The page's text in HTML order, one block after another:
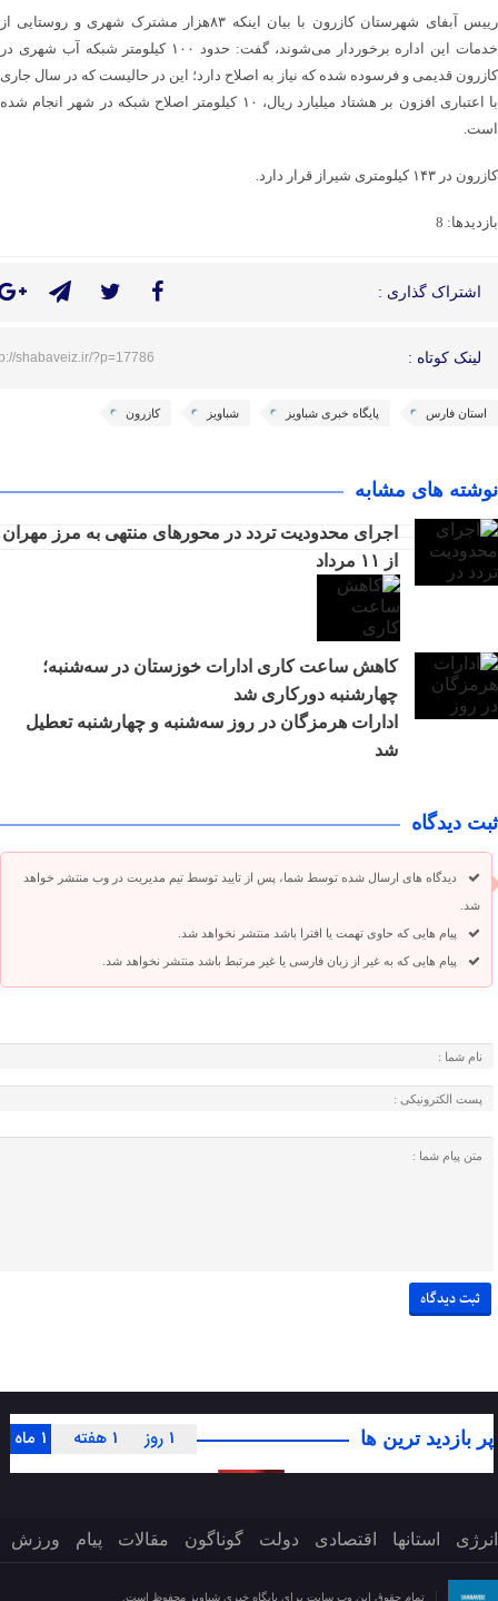
رییس آبفای شهرستان کازرون با بیان اینکه ۸۳هزار مشترک شهری و روستایی از
خدمات این اداره برخوردار می‌شوند، گفت: حدود ۱۰۰ کیلومتر شبکه آب شهری در
کازرون قدیمی و فرسوده شده که نیاز به اصلاح دارد؛ این در حالیست که در سال جاری
با اعتباری افزون بر هشتاد میلیارد ریال، ۱۰ کیلومتر اصلاح شبکه در شهر انجام شده
است.
کازرون در ۱۴۳ کیلومتری شیراز قرار دارد.
بازدیدها: 8
اشتراک گذاری :
لینک کوتاه : shabaveiz.ir/?p=17786
استان فارس پایگاه خبری شباویز شباویز کازرون
نوشته های مشابه
اجرای محدودیت تردد در محورهای منتهی به مرز مهران
از ۱۱ مرداد
کاهش ساعت کاری ادارات خوزستان در سه‌شنبه؛
چهارشنبه دورکاری شد
ادارات هرمزگان در روز سه‌شنبه و چهارشنبه تعطیل
شد
ثبت دیدگاه
دیدگاه های ارسال شده توسط شما، پس از تایید توسط تیم مدیریت در وب منتشر خواهد
شد.
پیام هایی که حاوی تهمت یا افترا باشد منتشر نخواهد شد.
پیام هایی که به غیر از زبان فارسی یا غیر مرتبط باشد منتشر نخواهد شد.
پر بازدید ترین ها 1 ماه 1 هفته 1 روز
انرژی استانها اقتصادی دولت گوناگون مقالات پیام ورزش
تمام حقوق این وب سایت برای پایگاه خبری شباویز محفوظ است.